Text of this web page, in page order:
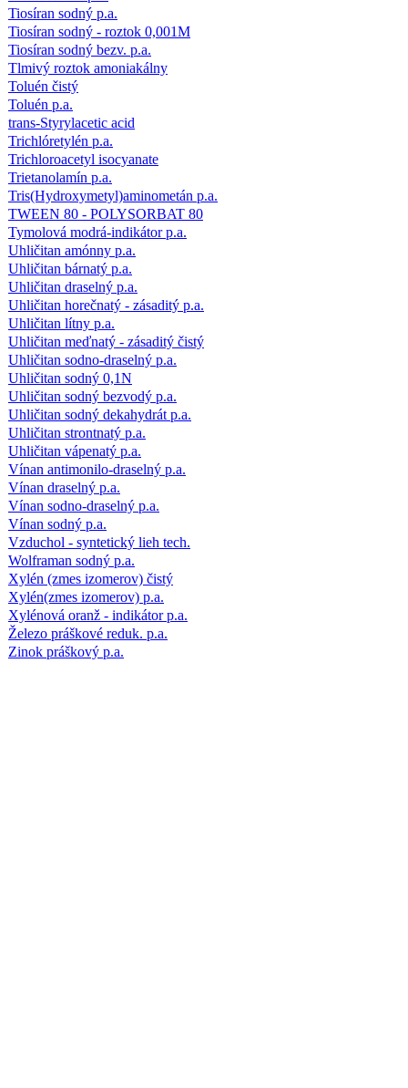
Tiosíran sodný p.a.
Tiosíran sodný - roztok 0,001M
Tiosíran sodný bezv. p.a.
Tlmivý roztok amoniakálny
Toluén čistý
Toluén p.a.
trans-Styrylacetic acid
Trichlóretylén p.a.
Trichloroacetyl isocyanate
Trietanolamín p.a.
Tris(Hydroxymetyl)aminometán p.a.
TWEEN 80 - POLYSORBAT 80
Tymolová modrá-indikátor p.a.
Uhličitan amónny p.a.
Uhličitan bárnatý p.a.
Uhličitan draselný p.a.
Uhličitan horečnatý - zásaditý p.a.
Uhličitan lítny p.a.
Uhličitan meďnatý - zásaditý čistý
Uhličitan sodno-draselný p.a.
Uhličitan sodný 0,1N
Uhličitan sodný bezvodý p.a.
Uhličitan sodný dekahydrát p.a.
Uhličitan strontnatý p.a.
Uhličitan vápenatý p.a.
Vínan antimonilo-draselný p.a.
Vínan draselný p.a.
Vínan sodno-draselný p.a.
Vínan sodný p.a.
Vzduchol - syntetický lieh tech.
Wolframan sodný p.a.
Xylén (zmes izomerov) čistý
Xylén(zmes izomerov) p.a.
Xylénová oranž - indikátor p.a.
Železo práškové reduk. p.a.
Zinok práškový p.a.